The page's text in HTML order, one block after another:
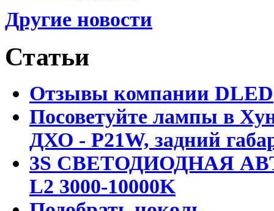
Другие новости
Статьи
Отзывы компании DLED
Посоветуйте лампы в
ДХО - P21W, задний
3S СВЕТОДИОДНАЯ
L2 3000-10000K